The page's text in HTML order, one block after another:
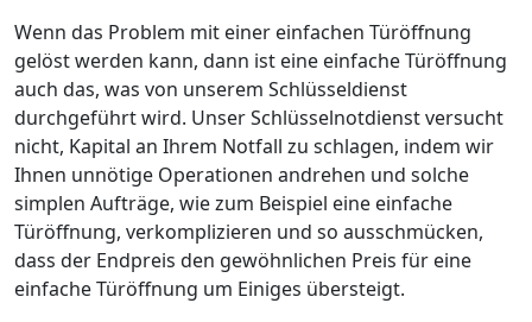
Wenn das Problem mit einer einfachen Türöffnung
gelöst werden kann, dann ist eine einfache Türöffnung
auch das, was von unserem Schlüsseldienst
durchgeführt wird. Unser Schlüsselnotdienst versucht
nicht, Kapital an Ihrem Notfall zu schlagen, indem wir
Ihnen unnötige Operationen andrehen und solche
simplen Aufträge, wie zum Beispiel eine einfache
Türöffnung, verkomplizieren und so ausschmücken,
dass der Endpreis den gewöhnlichen Preis für eine
einfache Türöffnung um Einiges übersteigt.